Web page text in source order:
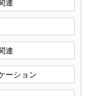
連
連
ーション